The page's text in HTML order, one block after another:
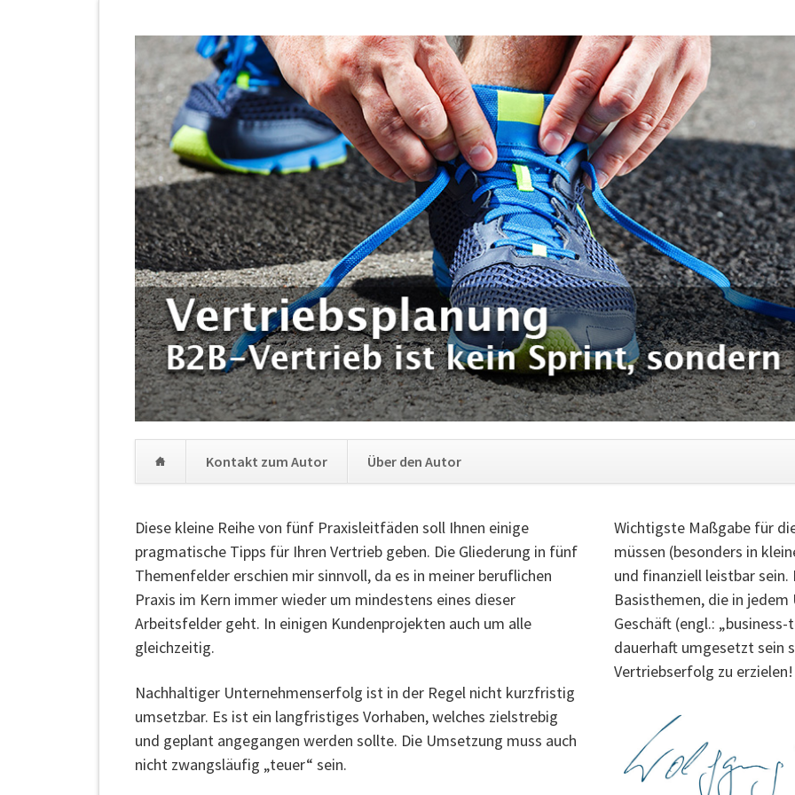
überspringen
Kontakt zum Autor Über den Autor
überspringen
Diese kleine Reihe von fünf Praxisleitfäden soll Ihnen einige
pragmatische Tipps für Ihren Vertrieb geben. Die Gliederung in fünf
Themenfelder erschien mir sinnvoll, da es in meiner beruflichen
Praxis im Kern immer wieder um mindestens eines dieser
Arbeitsfelder geht. In einigen Kundenprojekten auch um alle
gleichzeitig.
Nachhaltiger Unternehmenserfolg ist in der Regel nicht kurzfristig
umsetzbar. Es ist ein langfristiges Vorhaben, welches zielstrebig
und geplant angegangen werden sollte. Die Umsetzung muss auch
nicht zwangsläufig „teuer“ sein.
Wichtigste Maßgabe für
müssen (besonders in
und finanziell leistbar
Basisthemen, die in
Geschäft (engl.:
dauerhaft umgesetzt sein
Vertriebserfolg zu erzielen!